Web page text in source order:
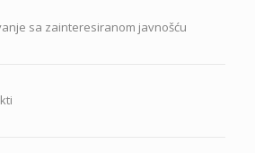
sa zainteresiranom javnošću